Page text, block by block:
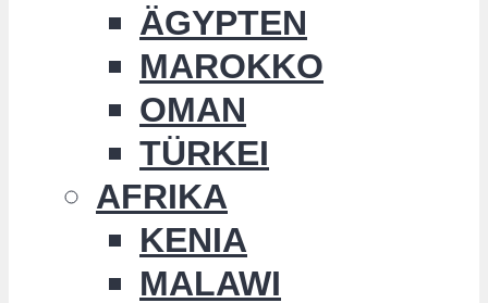
ÄGYPTEN
MAROKKO
OMAN
TÜRKEI
AFRIKA
KENIA
MALAWI